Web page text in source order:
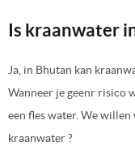
Is kraanwater
Ja, in Bhutan kan
Wanneer je geenr risico
een fles water. We willen
kraanwater ?